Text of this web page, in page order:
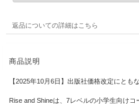
返品についての詳細はこちら
商品説明
【2025年10月6日】出版社価格改定にとも
Rise and Shineは、7レベルの小学生向けコ